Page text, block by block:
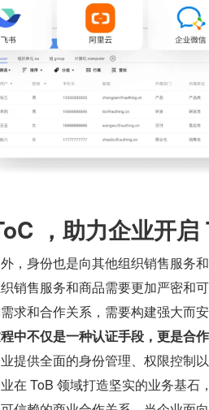
，助力企业开启
，身份也是向其他组织销售服务
销售服务和商品需要更加严密和
求和合作关系，需要构建强大而
中不仅是一种认证手段，更是合
提供全面的身份管理、权限控制
在 ToB 领域打造坚实的业务基石